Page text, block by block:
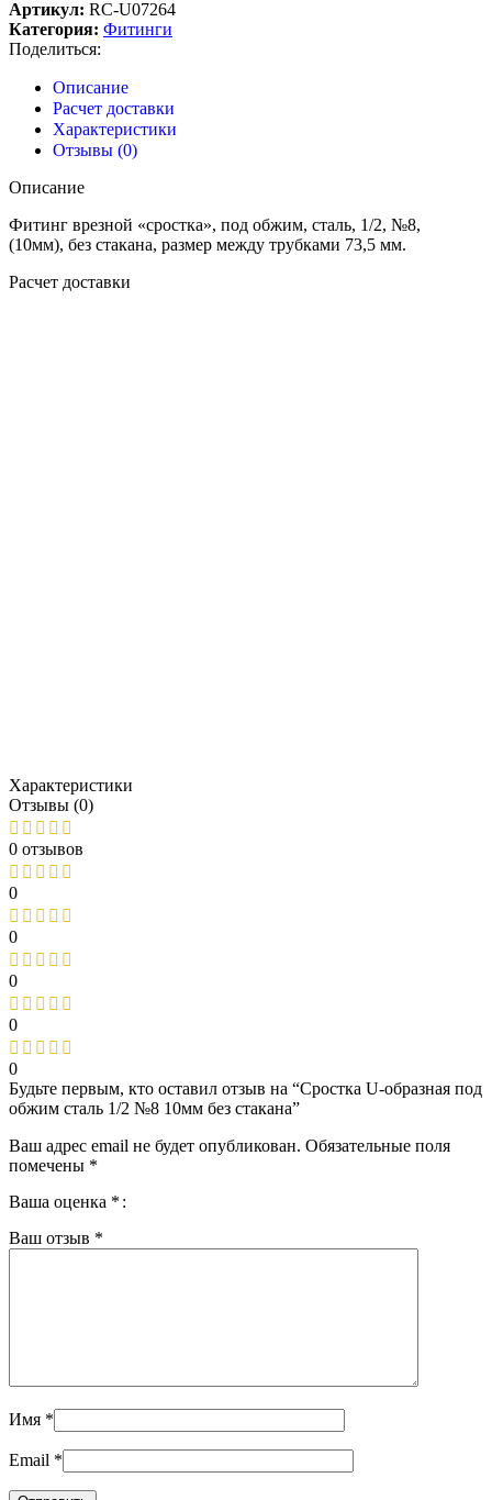
Артикул: RC-U07264
Категория: Фитинги
Поделиться:
Описание
Расчет доставки
Характеристики
Отзывы (0)
Описание
Фитинг врезной «сростка», под обжим, сталь, 1/2, №8,
(10мм), без стакана, размер между трубками 73,5 мм.
Расчет доставки
Характеристики
Отзывы (0)
0 отзывов
0
0
0
0
0
Будьте первым, кто оставил отзыв на “Сростка U-образная под
обжим сталь 1/2 №8 10мм без стакана”
Ваш адрес email не будет опубликован. Обязательные поля
помечены *
Ваша оценка *
Ваш отзыв *
Имя *
Email *